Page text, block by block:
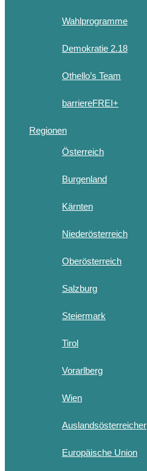
Wahlprogramme
Demokratie 2.18
Othello’s Team
barriereFREI+
Regionen
Österreich
Burgenland
Kärnten
Niederösterreich
Oberösterreich
Salzburg
Steiermark
Tirol
Vorarlberg
Wien
Auslandsösterreicher
Europäische Union